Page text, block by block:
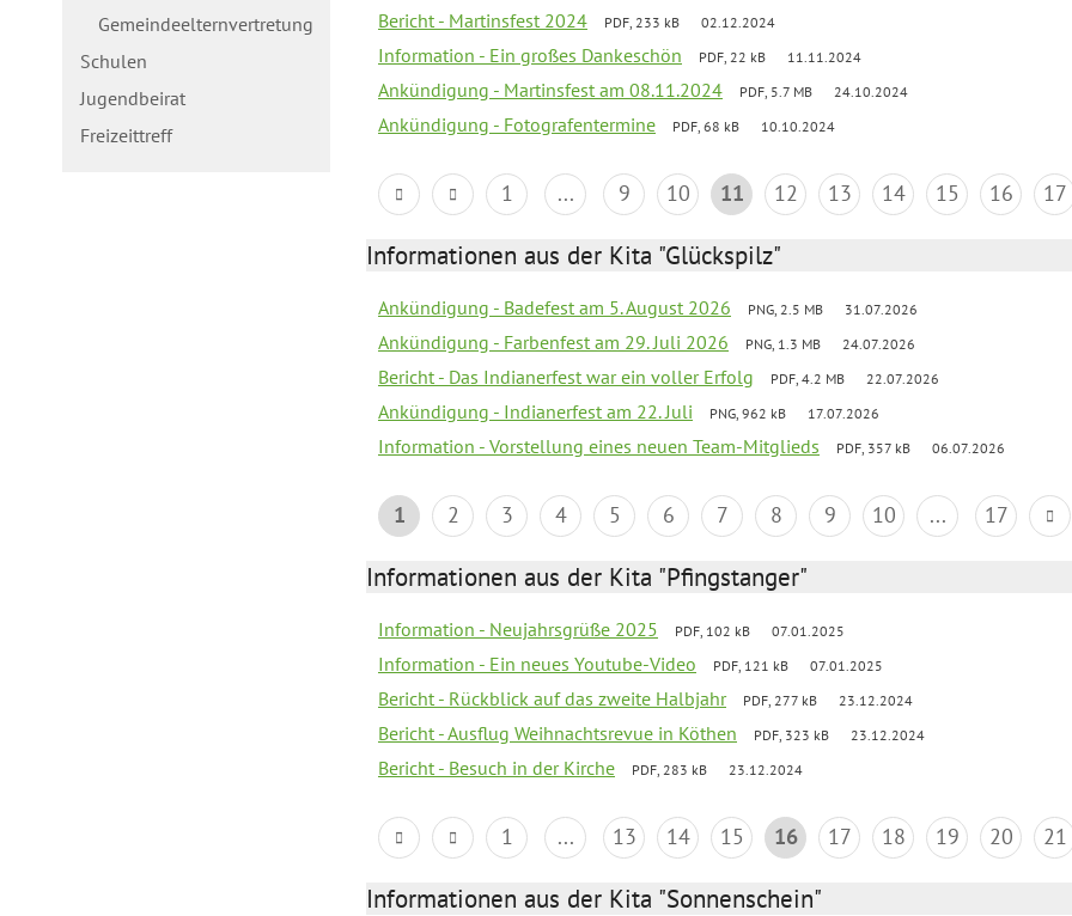
Gemeindeelternvertretung
Schulen
Jugendbeirat
Freizeittreff
Bericht - Martinsfest 2024 PDF, 233 kB 02.12.2024
Information - Ein großes Dankeschön PDF, 22 kB 11.11.2024
Ankündigung - Martinsfest am 08.11.2024 PDF, 5.7 MB 24.10.2024
Ankündigung - Fotografentermine PDF, 68 kB 10.10.2024
1 ... 9 10 11 12 13 14 15 16 17
Informationen aus der Kita "Glückspilz"
Ankündigung - Badefest am 5. August 2026 PNG, 2.5 MB 31.07.2026
Ankündigung - Farbenfest am 29. Juli 2026 PNG, 1.3 MB 24.07.2026
Bericht - Das Indianerfest war ein voller Erfolg PDF, 4.2 MB 22.07.2026
Ankündigung - Indianerfest am 22. Juli PNG, 962 kB 17.07.2026
Information - Vorstellung eines neuen Team-Mitglieds PDF, 357 kB 06.07.2026
1 2 3 4 5 6 7 8 9 10 ... 17
Informationen aus der Kita "Pfingstanger"
Information - Neujahrsgrüße 2025 PDF, 102 kB 07.01.2025
Information - Ein neues Youtube-Video PDF, 121 kB 07.01.2025
Bericht - Rückblick auf das zweite Halbjahr PDF, 277 kB 23.12.2024
Bericht - Ausflug Weihnachtsrevue in Köthen PDF, 323 kB 23.12.2024
Bericht - Besuch in der Kirche PDF, 283 kB 23.12.2024
1 ... 13 14 15 16 17 18 19 20 21
Informationen aus der Kita "Sonnenschein"